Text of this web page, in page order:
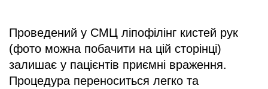
Проведений у СМЦ ліпофілінг кистей рук
(фото можна побачити на цій сторінці)
залишає у пацієнтів приємні враження.
Процедура переноситься легко та